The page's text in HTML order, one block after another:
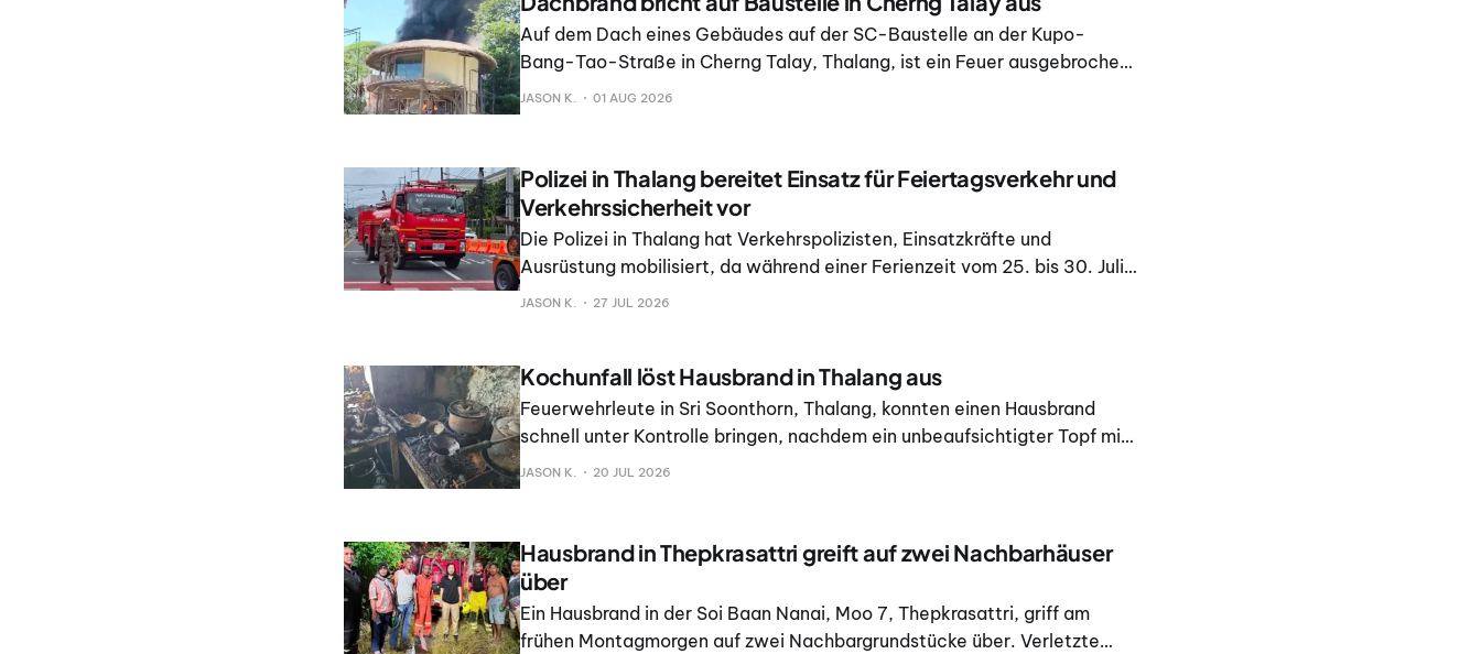
Auf dem Dach eines Gebäudes auf der SC-Baustelle an der Kupo-
Bang-Tao-Straße in Cherng Talay, Thalang, ist ein Feuer ausgebrochen.
Feuerwehrleute löschten den Brand, bevor er sich weiter ausbreiten
JASON K. 01 AUG 2026
Polizei in Thalang bereitet Einsatz für Feiertagsverkehr und
Verkehrssicherheit vor
Die Polizei in Thalang hat Verkehrspolizisten, Einsatzkräfte und
Ausrüstung mobilisiert, da während einer Ferienzeit vom 25. bis 30. Juli
mit mehr Reisen von Einwohnern und Touristen gerechnet wird. Die
JASON K. 27 JUL 2026
Kochunfall löst Hausbrand in Thalang aus
Feuerwehrleute in Sri Soonthorn, Thalang, konnten einen Hausbrand
schnell unter Kontrolle bringen, nachdem ein unbeaufsichtigter Topf mit
kochendem Mais Feuer gefangen hatte und sich die Flammen im
JASON K. 20 JUL 2026
Hausbrand in Thepkrasattri greift auf zwei Nachbarhäuser
über
Ein Hausbrand in der Soi Baan Nanai, Moo 7, Thepkrasattri, griff am
frühen Montagmorgen auf zwei Nachbargrundstücke über. Verletzte